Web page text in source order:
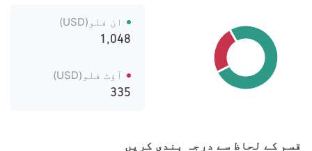
ان فلو(USD)
1,048
آؤٹ فلو(USD)
335
قسم کے لحاظ سے درجہ بندی کریں